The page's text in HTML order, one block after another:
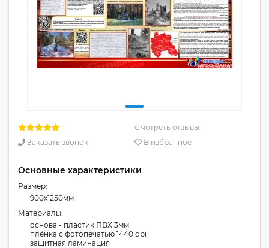
Смотреть отзывы
Заказать звонок
В избранное
Основные характеристики
Размер:
900x1250мм
Материалы:
основа - пластик ПВХ 3мм
плёнка с фотопечатью 1440 dpi
защитная ламинация